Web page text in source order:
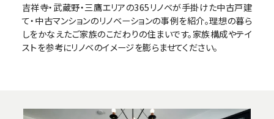
吉祥寺・武蔵野・三鷹エリアの365リノベが手掛けた中古戸建
て・中古マンションのリノベーションの事例を紹介。理想の暮ら
しをかなえたご家族のこだわりの住まいです。家族構成やテイ
ストを参考にリノベのイメージを膨らませてください。